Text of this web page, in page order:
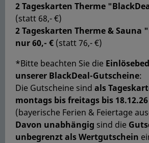
2 Tageskarten Therme
(statt 68,- €)
2 Tageskarten Therme & Sauna
nur 60,- € (statt 76,- €)
*Bitte beachten Sie die
unserer BlackDeal-Gutscheine:
Die Gutscheine sind als
montags bis freitags bis
(bayerische Ferien & Feiertage
Davon unabhängig sind die
unbegrenzt als Wertgutschein